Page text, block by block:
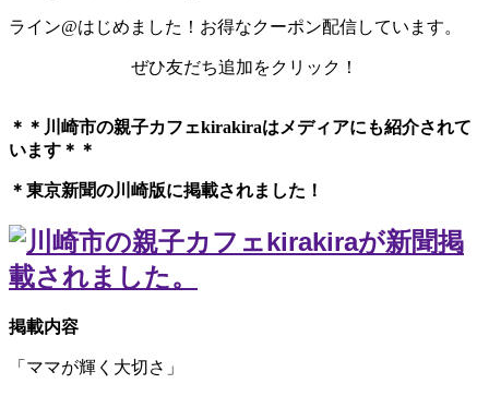
ライン@はじめました！お得なクーポン配信しています。
ぜひ友だち追加をクリック！
＊＊川崎市の親子カフェkirakiraは メディアにも紹介されて
います＊＊
＊東京新聞の川崎版に掲載されました！
掲載内容
「ママが輝く大切さ」